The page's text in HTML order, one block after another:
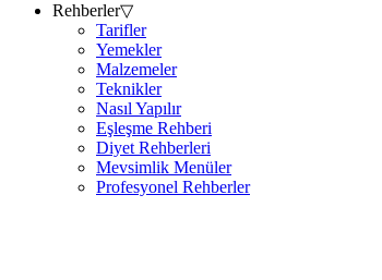
Rehberler▽
Tarifler
Yemekler
Malzemeler
Teknikler
Nasıl Yapılır
Eşleşme Rehberi
Diyet Rehberleri
Mevsimlik Menüler
Profesyonel Rehberler